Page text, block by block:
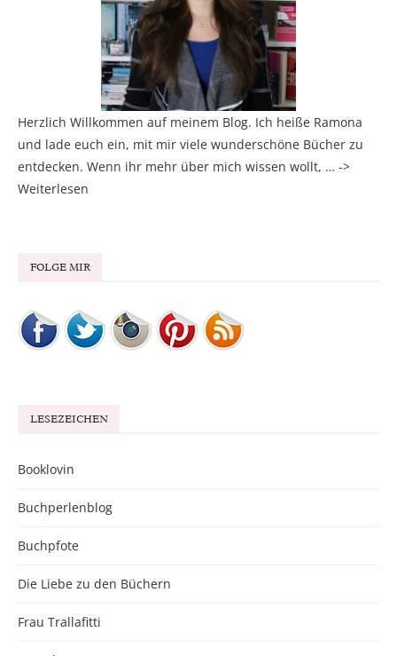
Herzlich Willkommen auf meinem Blog. Ich heiße Ramona
und lade euch ein, mit mir viele wunderschöne Bücher zu
entdecken. Wenn ihr mehr über mich wissen wollt, … ->
Weiterlesen
FOLGE MIR
LESEZEICHEN
Booklovin
Buchperlenblog
Buchpfote
Die Liebe zu den Büchern
Frau Trallafitti